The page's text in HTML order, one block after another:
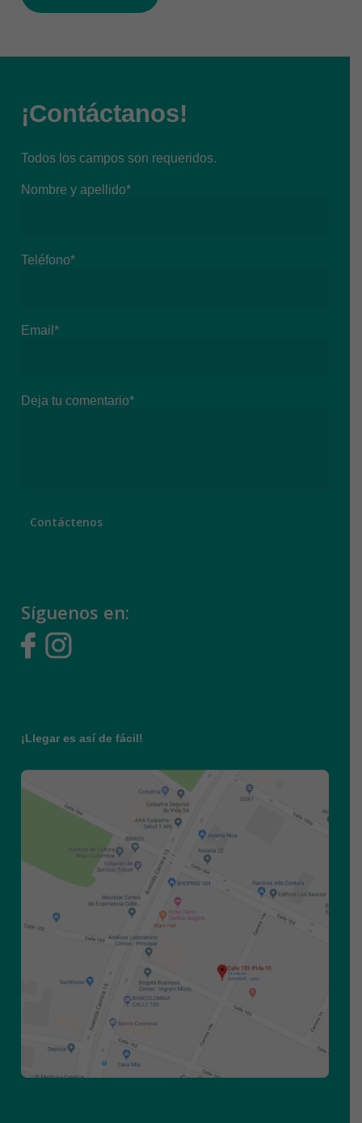
¡Contáctanos!
Todos los campos son requeridos.
Nombre y apellido*
Teléfono*
Email*
Deja tu comentario*
Síguenos en:
¡Llegar es así de fácil!